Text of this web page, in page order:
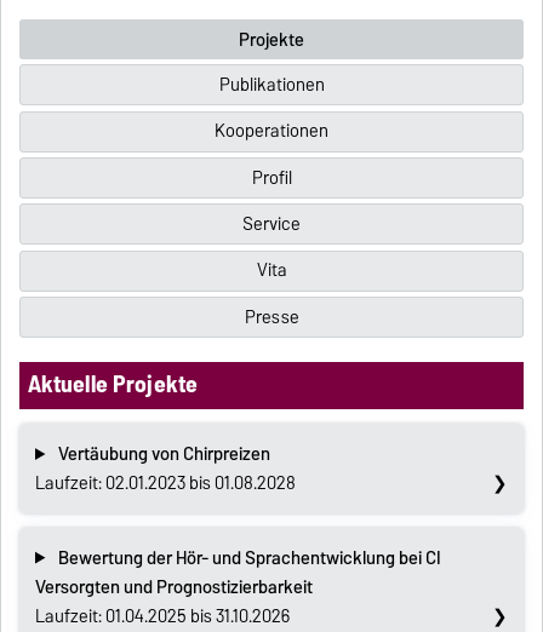
Projekte
Publikationen
Kooperationen
Profil
Service
Vita
Presse
Aktuelle Projekte
Vertäubung von Chirpreizen
Laufzeit: 02.01.2023 bis 01.08.2028
Bewertung der Hör- und Sprachentwicklung bei CI
Versorgten und Prognostizierbarkeit
Laufzeit: 01.04.2025 bis 31.10.2026